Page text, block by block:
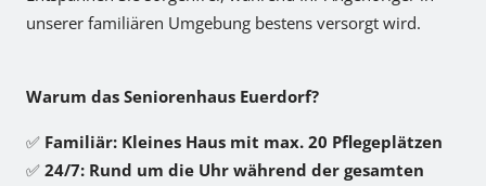
unserer familiären Umgebung bestens versorgt wird.
Warum das Seniorenhaus Euerdorf?
✅ Familiär: Kleines Haus mit max. 20 Pflegeplätzen
✅ 24/7: Rund um die Uhr während der gesamten